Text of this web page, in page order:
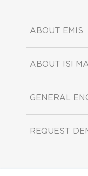
ABOUT EMIS
ABOUT ISI
GENERAL
REQUEST